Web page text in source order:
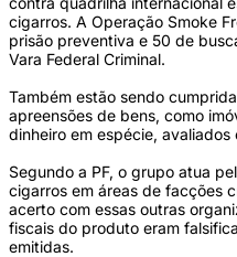
cigarros. A Operação Smoke
prisão preventiva e 50 de
Vara Federal Criminal.
Também estão sendo
apreensões de bens, como
dinheiro em espécie, avaliados
Segundo a PF, o grupo atua
cigarros em áreas de facções
acerto com essas outras
fiscais do produto eram
emitidas.